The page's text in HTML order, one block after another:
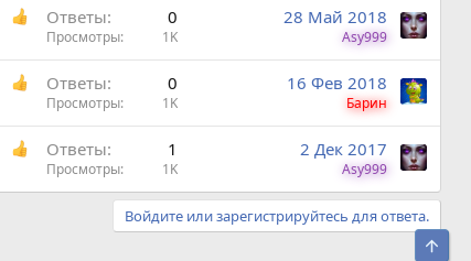
Ответы 0
Просмотры 1K
28 Май 2018
Asy999
Ответы 0
Просмотры 1K
16 Фев 2018
Барин
Ответы 1
Просмотры 1K
2 Дек 2017
Asy999
Войдите или зарегистрируйтесь для ответа.